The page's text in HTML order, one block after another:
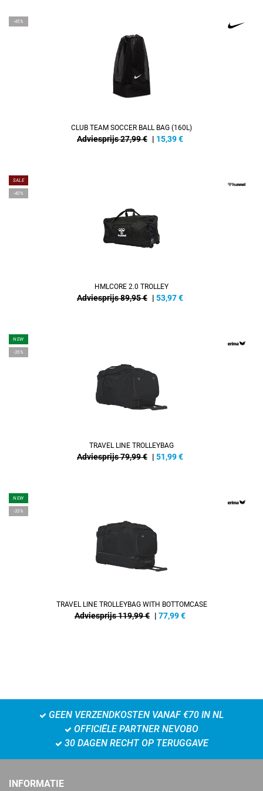
-45%
CLUB TEAM SOCCER BALL BAG (160L)
Adviesprijs 27,99 € | 15,39€
SALE
-40%
HMLCORE 2.0 TROLLEY
Adviesprijs 89,95 € | 53,97€
NEW
-35%
TRAVEL LINE TROLLEYBAG
Adviesprijs 79,99 € | 51,99€
NEW
-35%
TRAVEL LINE TROLLEYBAG WITH BOTTOMCASE
Adviesprijs 119,99 € | 77,99€
GEEN VERZENDKOSTEN VANAF €70 IN NL
OFFICIËLE PARTNER NEVOBO
30 DAGEN RECHT OP TERUGGAVE
INFORMATIE